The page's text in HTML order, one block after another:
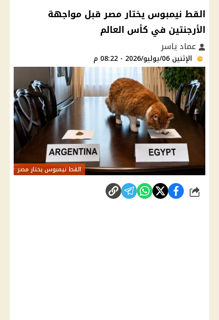
القط نيمبوس يختار مصر قبل مواجهة
الأرجنتين في كأس العالم
عماد ياسر
الإثنين 06/يوليو/2026 - 08:22 م
القط نيمبوس يختار مصر
شارك